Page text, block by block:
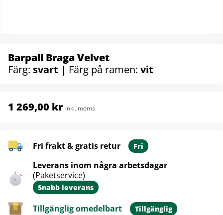
Barpall Braga Velvet
Färg: svart | Färg på ramen: vit
1 269,00 kr inkl. moms
Fri frakt & gratis retur Fri
Leverans inom några arbetsdagar
(Paketservice)
Snabb leverans
Tillgänglig omedelbart Tillgänglig